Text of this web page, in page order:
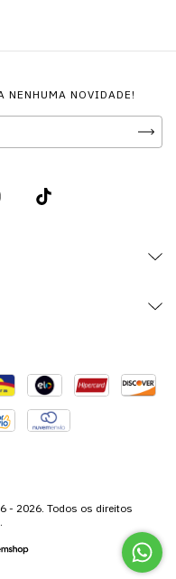
NENHUMA NOVIDADE!
- 2026. Todos os direitos